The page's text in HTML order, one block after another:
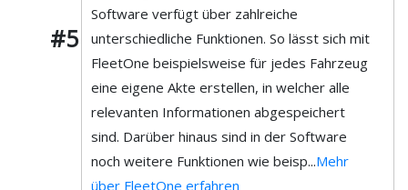
#5
Software verfügt über zahlreiche
unterschiedliche Funktionen. So lässt sich mit
FleetOne beispielsweise für jedes Fahrzeug
eine eigene Akte erstellen, in welcher alle
relevanten Informationen abgespeichert
sind. Darüber hinaus sind in der Software
noch weitere Funktionen wie beisp...Mehr
über FleetOne erfahren